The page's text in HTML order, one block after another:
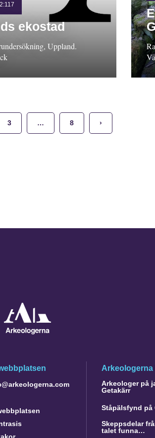
ekostad
Uppland.
3 … 8 ›
Arkeologerna
Arkeologer på
Getakärr
Ståpälsfynd på
Skeppsdelar
talet funna…